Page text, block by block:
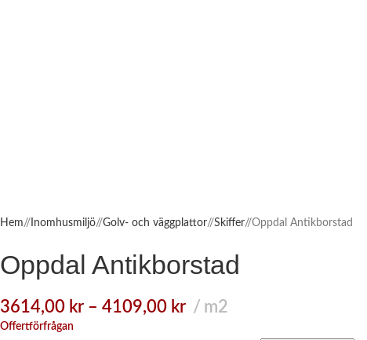
Hem/ Inomhusmiljö/ Golv- och väggplattor/ Skiffer/ Oppdal Antikborstad
Oppdal Antikborstad
3614,00 kr – 4109,00 kr m2
Offertförfrågan